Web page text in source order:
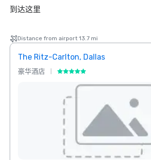
到达这里
Distance from airport 13.7 mi
The Ritz-Carlton, Dallas
豪华酒店